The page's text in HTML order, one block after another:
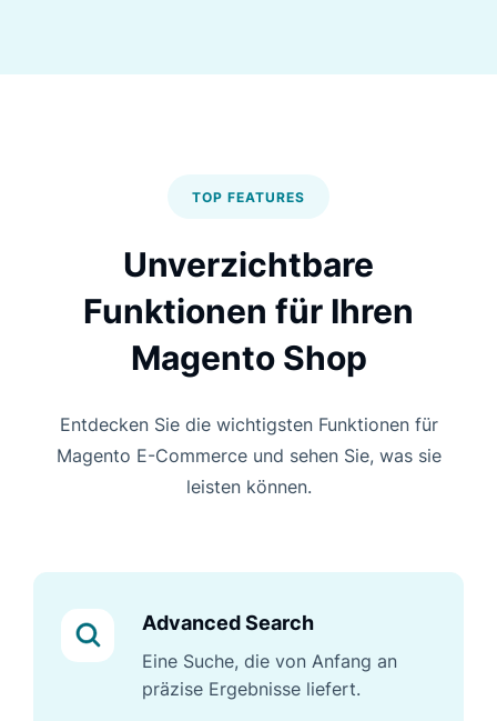
TOP FEATURES
Unverzichtbare
Funktionen für Ihren
Magento Shop
Entdecken Sie die wichtigsten Funktionen für
Magento E-Commerce und sehen Sie, was sie
leisten können.
Advanced Search
Eine Suche, die von Anfang an
präzise Ergebnisse liefert.